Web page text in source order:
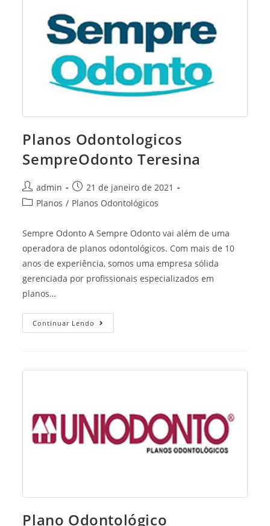
Planos Odontologicos
SempreOdonto Teresina
Post
author:
admin
Post
published:
21 de janeiro de 2021
PostPlanos / Planos Odontológicos
Sempre Odonto A Sempre Odonto vai além de uma
operadora de planos odontológicos. Com mais de 10
anos de experiência, somos uma empresa sólida
gerenciada por profissionais especializados em
planos…
Continuar Lendo Planos
Odontologicos
Plano Odontológico